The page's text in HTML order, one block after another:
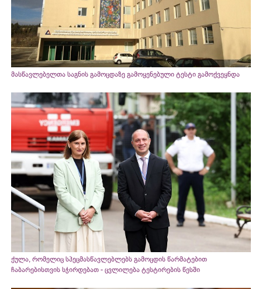
მასწავლებელთა საგნის გამოცდაზე გამოყენებული ტესტი გამოქვეყნდა
ქულა, რომელიც სპეცმასწავლებლებს გამოცდის წარმატებით
ჩაბარებისთვის სჭირდებათ - ცვლილება ტესტირების წესში